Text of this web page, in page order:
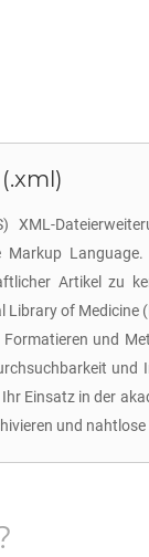
XML-
Language.
Artikel zu
Library of
und
und
Einsatz in der
und nahtlose